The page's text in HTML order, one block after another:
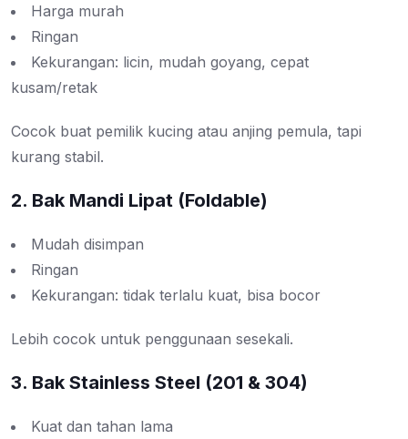
Harga murah
Ringan
Kekurangan: licin, mudah goyang, cepat
kusam/retak
Cocok buat pemilik kucing atau anjing pemula, tapi
kurang stabil.
2. Bak Mandi Lipat (Foldable)
Mudah disimpan
Ringan
Kekurangan: tidak terlalu kuat, bisa bocor
Lebih cocok untuk penggunaan sesekali.
3. Bak Stainless Steel (201 & 304)
Kuat dan tahan lama